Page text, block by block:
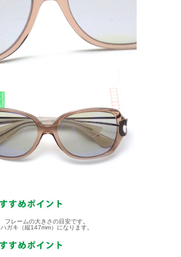
フレームの大きさの目安です。
ハガキ（縦147mm）になります。